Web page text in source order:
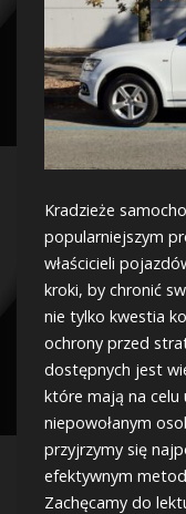
Kradzieże
popularniejszym
właścicieli
kroki, by chronić
nie tylko kwestia
ochrony przed
dostępnych jest
które mają na
niepowołanym
przyjrzymy się
efektywnym
Zachęcamy do